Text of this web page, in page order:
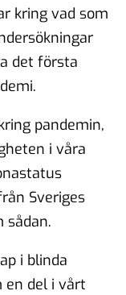
kring vad som
det första
pandemin,
i våra
Sveriges
sådan.
i blinda
en del i vårt